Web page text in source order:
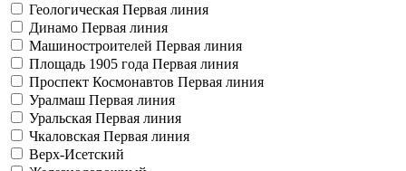
Геологическая Первая линия
Динамо Первая линия
Машиностроителей Первая линия
Площадь 1905 года Первая линия
Проспект Космонавтов Первая линия
Уралмаш Первая линия
Уральская Первая линия
Чкаловская Первая линия
Верх-Исетский